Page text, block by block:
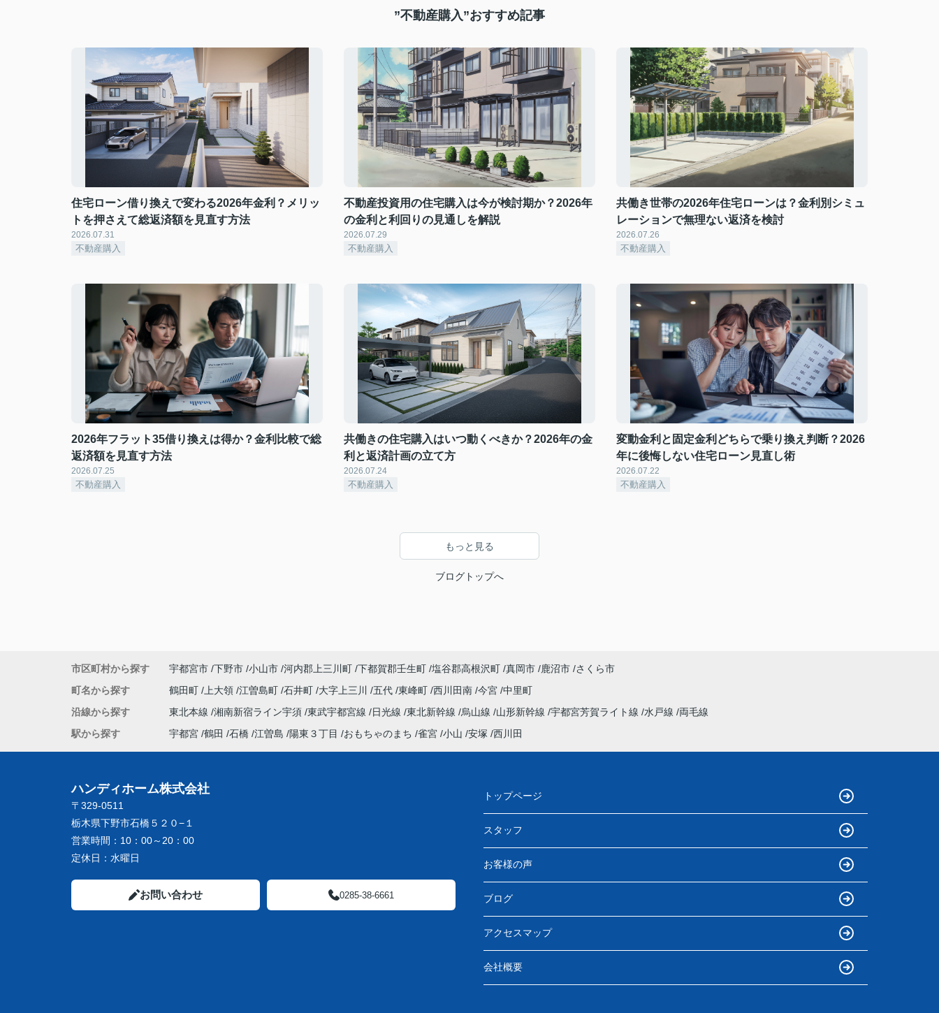
”不動産購入”おすすめ記事
住宅ローン借り換えで変わる2026年金利？メリッ
トを押さえて総返済額を見直す方法
2026.07.31
不動産購入
不動産投資用の住宅購入は今が検討期か？2026年
の金利と利回りの見通しを解説
2026.07.29
不動産購入
共働き世帯の2026年住宅ローンは？金利別シミュ
レーションで無理ない返済を検討
2026.07.26
不動産購入
2026年フラット35借り換えは得か？金利比較で総
返済額を見直す方法
2026.07.25
不動産購入
共働きの住宅購入はいつ動くべきか？2026年の金
利と返済計画の立て方
2026.07.24
不動産購入
変動金利と固定金利どちらで乗り換え判断？2026
年に後悔しない住宅ローン見直し術
2026.07.22
不動産購入
もっと見る
ブログトップへ
市区町村から探す 宇都宮市 下野市 小山市 河内郡上三川町 下都賀郡壬生町 塩谷郡高根沢町 真岡市 鹿沼市
さくら市
町名から探す
鶴田町 上大領 江曽島町 石井町 大字上三川 五代 東峰町 西川田南 今宮 中里町
沿線から探す
東北本線 湘南新宿ライン宇須 東武宇都宮線 日光線 東北新幹線 烏山線 山形新幹線 宇都宮芳賀ライト線 水戸線
両毛線
駅から探す
宇都宮 鶴田 石橋 江曽島 陽東３丁目 おもちゃのまち 雀宮 小山 安塚 西川田
ハンディホーム株式会社
〒329-0511
栃木県下野市石橋５２０−１
営業時間： 10：00～20：00
定休日： 水曜日
お問い合わせ 0285-38-6661
トップページ
スタッフ
お客様の声
ブログ
アクセスマップ
会社概要